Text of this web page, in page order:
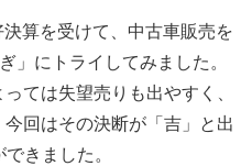
算を受けて、中古車販売を
」にトライしてみました。
ては失望売りも出やすく、
回はその決断が「吉」と出
きました。